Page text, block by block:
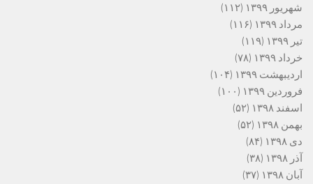
شهریور ۱۳۹۹
(۱۱۲)
مرداد ۱۳۹۹
(۱۱۶)
تیر ۱۳۹۹
(۱۱۹)
خرداد ۱۳۹۹
(۷۸)
اردیبهشت ۱۳۹۹
(۱۰۴)
فروردین ۱۳۹۹
(۱۰۰)
اسفند ۱۳۹۸
(۵۲)
بهمن ۱۳۹۸
(۵۲)
دی ۱۳۹۸
(۸۴)
آذر ۱۳۹۸
(۳۸)
آبان ۱۳۹۸
(۳۷)